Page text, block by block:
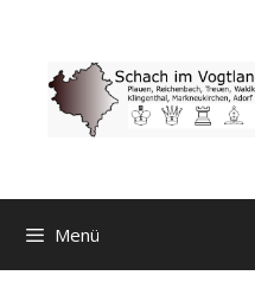
springen
Menü